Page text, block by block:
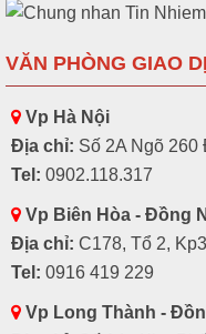
VĂN PHÒNG GIAO
Vp Hà Nội
Địa chỉ: Số 2A Ngõ
Tel: 0902.118.317
Vp Biên Hòa - Đồng
Địa chỉ: C178, Tổ 2,
Tel: 0916 419 229
Vp Long Thành -